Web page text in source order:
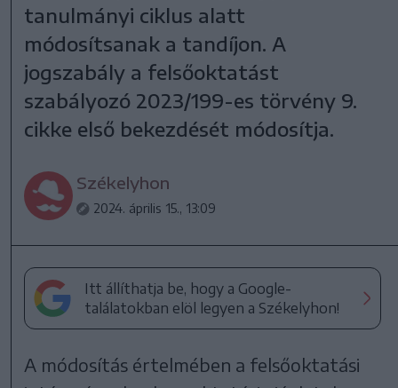
tanulmányi ciklus alatt
módosítsanak a tandíjon. A
jogszabály a felsőoktatást
szabályozó 2023/199-es törvény 9.
cikke első bekezdését módosítja.
Székelyhon
2024. április 15., 13:09
Itt állíthatja be, hogy a Google-
találatokban elöl legyen a Székelyhon!
A módosítás értelmében a felsőoktatási